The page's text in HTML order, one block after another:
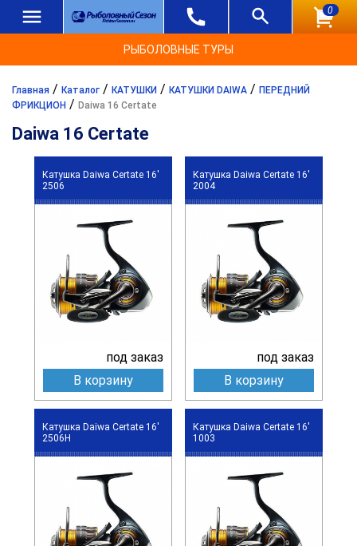
0
РЫБОЛОВНЫЕ ТУРЫ
Главная / Каталог / КАТУШКИ / КАТУШКИ DAIWA / ПЕРЕДНИЙ
ФРИКЦИОН / Daiwa 16 Certate
Daiwa 16 Certate
Катушка Daiwa Certate 16'
2506
под заказ
В корзину
Катушка Daiwa Certate 16'
2004
под заказ
В корзину
Катушка Daiwa Certate 16'
2506H
Катушка Daiwa Certate 16'
1003